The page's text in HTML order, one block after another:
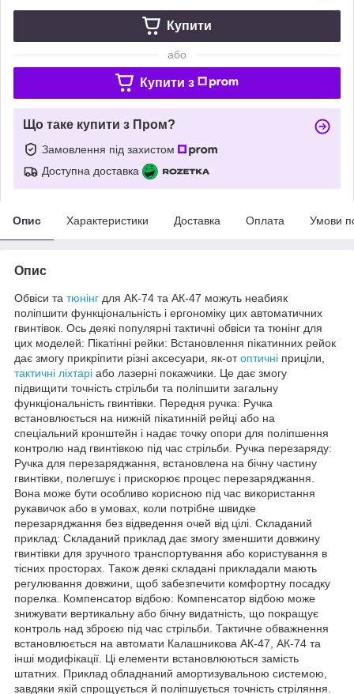
Купити
або
Купити з
Що таке купити з Пром?
Замовлення під захистом
Доступна доставка
Опис Характеристики Доставка Оплата Умови
Опис
Обвіси та тюнінг для АК-74 та АК-47 можуть неабияк
поліпшити функціональність і ергономіку цих автоматичних
гвинтівок. Ось деякі популярні тактичні обвіси та тюнінг для
цих моделей: Пікатінні рейки: Встановлення пікатинних рейок
дає змогу прикріпити різні аксесуари, як-отоптичні приціли,
тактичні ліхтарі або лазерні покажчики. Це дає змогу
підвищити точність стрільби та поліпшити загальну
функціональність гвинтівки. Передня ручка: Ручка
встановлюється на нижній пікатинній рейці або на
спеціальний кронштейн і надає точку опори для поліпшення
контролю над гвинтівкою під час стрільби. Ручка перезаряду:
Ручка для перезаряджання, встановлена на бічну частину
гвинтівки, полегшує і прискорює процес перезаряджання.
Вона може бути особливо корисною під час використання
рукавичок або в умовах, коли потрібне швидке
перезаряджання без відведення очей від цілі. Складаний
приклад: Складаний приклад дає змогу зменшити довжину
гвинтівки для зручного транспортування або користування в
тісних просторах. Також деякі складані прикладали мають
регулювання довжини, щоб забезпечити комфортну посадку
порелка. Компенсатор відбою: Компенсатор відбою може
знижувати вертикальну або бічну видатність, що покращує
контроль над зброєю під час стрільби. Тактичне обважнення
встановлюється на автомати Калашникова АК-47, АК-74 та
інші модифікації. Ці елементи встановлюються замість
штатних. Приклад обладнаний амортизувальною системою,
завдяки якій спрощується й поліпшується точність стріляння.